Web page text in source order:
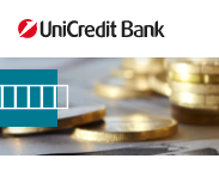
Usluge
plaćanja